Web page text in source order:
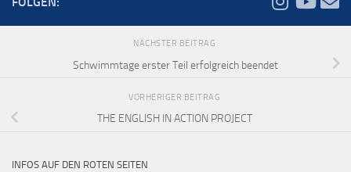
NÄCHSTER BEITRAG
Schwimmtage erster Teil erfolgreich beendet
VORHERIGER BEITRAG
THE ENGLISH IN ACTION PROJECT
INFOS AUF DEN ROTEN SEITEN